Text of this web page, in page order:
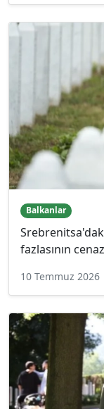
Balkanlar
fazlasının
10 Temmuz 2026